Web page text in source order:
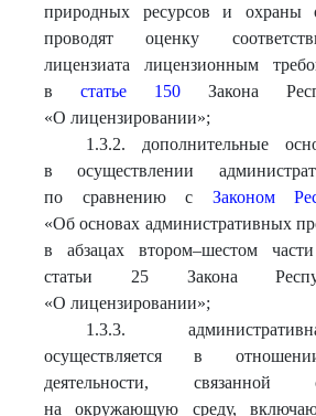
природных ресурсов и охраны
проводят оценку
лицензиата лицензионным
в статье 150 Закона
«О лицензировании»;
1.3.2. дополнительные
в осуществлении
по сравнению с Законом
«Об основах административных
в абзацах втором–шестом
статьи 25 Закона
«О лицензировании»;
1.3.3.
осуществляется в
деятельности, связанной
на окружающую среду,